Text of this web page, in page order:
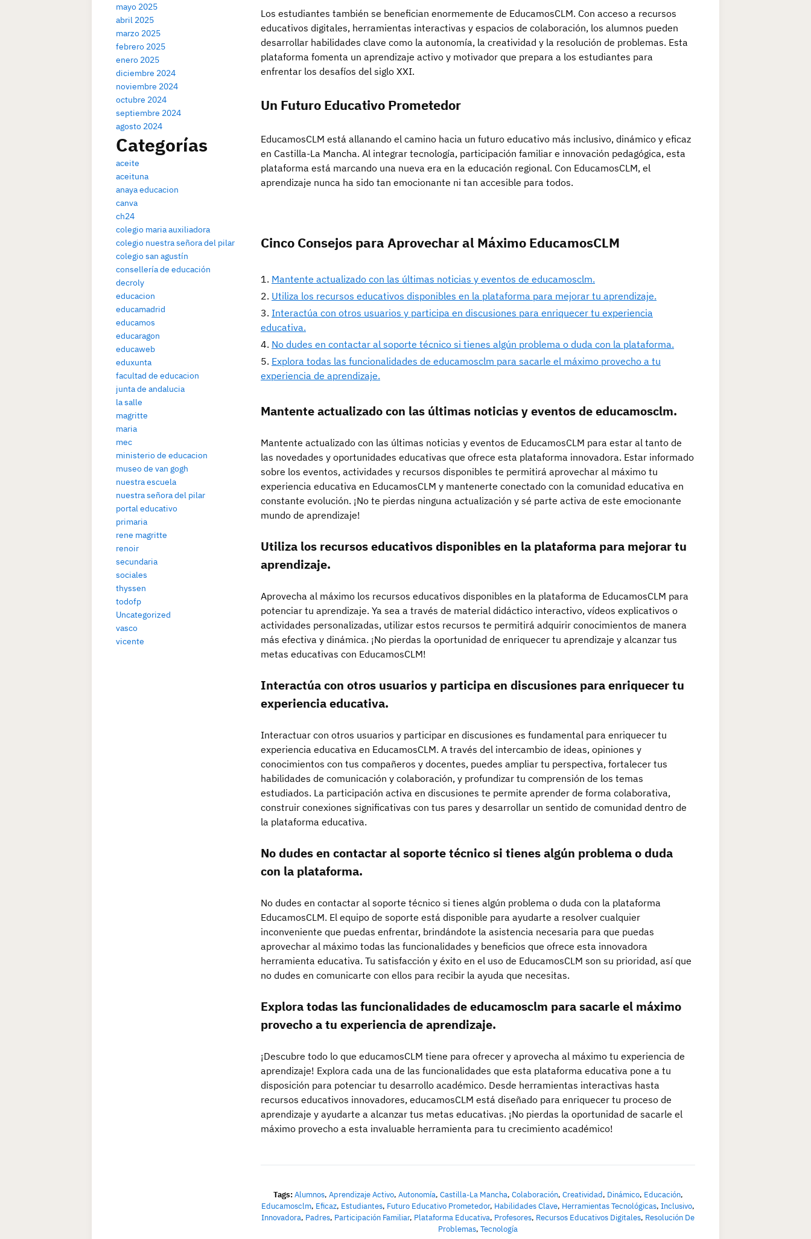
mayo 2025
abril 2025
marzo 2025
febrero 2025
enero 2025
diciembre 2024
noviembre 2024
octubre 2024
septiembre 2024
agosto 2024
Categorías
aceite
aceituna
anaya educacion
canva
ch24
colegio maria auxiliadora
colegio nuestra señora del pilar
colegio san agustín
consellería de educación
decroly
educacion
educamadrid
educamos
educaragon
educaweb
eduxunta
facultad de educacion
junta de andalucia
la salle
magritte
maria
mec
ministerio de educacion
museo de van gogh
nuestra escuela
nuestra señora del pilar
portal educativo
primaria
rene magritte
renoir
secundaria
sociales
thyssen
todofp
Uncategorized
vasco
vicente
Los estudiantes también se benefician enormemente de EducamosCLM. Con acceso a recursos
educativos digitales, herramientas interactivas y espacios de colaboración, los alumnos pueden
desarrollar habilidades clave como la autonomía, la creatividad y la resolución de problemas. Esta
plataforma fomenta un aprendizaje activo y motivador que prepara a los estudiantes para
enfrentar los desafíos del siglo XXI.
Un Futuro Educativo Prometedor
EducamosCLM está allanando el camino hacia un futuro educativo más inclusivo, dinámico y eficaz
en Castilla-La Mancha. Al integrar tecnología, participación familiar e innovación pedagógica, esta
plataforma está marcando una nueva era en la educación regional. Con EducamosCLM, el
aprendizaje nunca ha sido tan emocionante ni tan accesible para todos.
Cinco Consejos para Aprovechar al Máximo EducamosCLM
Mantente actualizado con las últimas noticias y eventos de educamosclm.
Utiliza los recursos educativos disponibles en la plataforma para mejorar tu aprendizaje.
Interactúa con otros usuarios y participa en discusiones para enriquecer tu experiencia
educativa.
No dudes en contactar al soporte técnico si tienes algún problema o duda con la plataforma.
Explora todas las funcionalidades de educamosclm para sacarle el máximo provecho a tu
experiencia de aprendizaje.
Mantente actualizado con las últimas noticias y eventos de educamosclm.
Mantente actualizado con las últimas noticias y eventos de EducamosCLM para estar al tanto de
las novedades y oportunidades educativas que ofrece esta plataforma innovadora. Estar informado
sobre los eventos, actividades y recursos disponibles te permitirá aprovechar al máximo tu
experiencia educativa en EducamosCLM y mantenerte conectado con la comunidad educativa en
constante evolución. ¡No te pierdas ninguna actualización y sé parte activa de este emocionante
mundo de aprendizaje!
Utiliza los recursos educativos disponibles en la plataforma para mejorar tu
aprendizaje.
Aprovecha al máximo los recursos educativos disponibles en la plataforma de EducamosCLM para
potenciar tu aprendizaje. Ya sea a través de material didáctico interactivo, vídeos explicativos o
actividades personalizadas, utilizar estos recursos te permitirá adquirir conocimientos de manera
más efectiva y dinámica. ¡No pierdas la oportunidad de enriquecer tu aprendizaje y alcanzar tus
metas educativas con EducamosCLM!
Interactúa con otros usuarios y participa en discusiones para enriquecer tu
experiencia educativa.
Interactuar con otros usuarios y participar en discusiones es fundamental para enriquecer tu
experiencia educativa en EducamosCLM. A través del intercambio de ideas, opiniones y
conocimientos con tus compañeros y docentes, puedes ampliar tu perspectiva, fortalecer tus
habilidades de comunicación y colaboración, y profundizar tu comprensión de los temas
estudiados. La participación activa en discusiones te permite aprender de forma colaborativa,
construir conexiones significativas con tus pares y desarrollar un sentido de comunidad dentro de
la plataforma educativa.
No dudes en contactar al soporte técnico si tienes algún problema o duda
con la plataforma.
No dudes en contactar al soporte técnico si tienes algún problema o duda con la plataforma
EducamosCLM. El equipo de soporte está disponible para ayudarte a resolver cualquier
inconveniente que puedas enfrentar, brindándote la asistencia necesaria para que puedas
aprovechar al máximo todas las funcionalidades y beneficios que ofrece esta innovadora
herramienta educativa. Tu satisfacción y éxito en el uso de EducamosCLM son su prioridad, así que
no dudes en comunicarte con ellos para recibir la ayuda que necesitas.
Explora todas las funcionalidades de educamosclm para sacarle el máximo
provecho a tu experiencia de aprendizaje.
¡Descubre todo lo que educamosCLM tiene para ofrecer y aprovecha al máximo tu experiencia de
aprendizaje! Explora cada una de las funcionalidades que esta plataforma educativa pone a tu
disposición para potenciar tu desarrollo académico. Desde herramientas interactivas hasta
recursos educativos innovadores, educamosCLM está diseñado para enriquecer tu proceso de
aprendizaje y ayudarte a alcanzar tus metas educativas. ¡No pierdas la oportunidad de sacarle el
máximo provecho a esta invaluable herramienta para tu crecimiento académico!
Tags: Alumnos, Aprendizaje Activo, Autonomía, Castilla-La Mancha, Colaboración, Creatividad, Dinámico, Educación,
Educamosclm, Eficaz, Estudiantes, Futuro Educativo Prometedor, Habilidades Clave, Herramientas Tecnológicas, Inclusivo,
Innovadora, Padres, Participación Familiar, Plataforma Educativa, Profesores, Recursos Educativos Digitales, Resolución De
Problemas, Tecnología